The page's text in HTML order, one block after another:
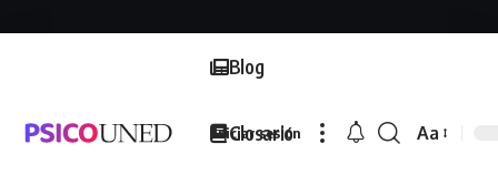
Blog
Glosario
Iniciar sesión
Font
Aa